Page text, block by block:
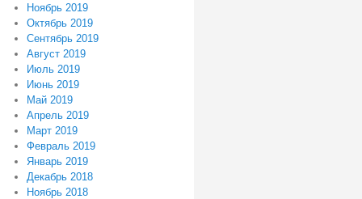
Ноябрь 2019
Октябрь 2019
Сентябрь 2019
Август 2019
Июль 2019
Июнь 2019
Май 2019
Апрель 2019
Март 2019
Февраль 2019
Январь 2019
Декабрь 2018
Ноябрь 2018